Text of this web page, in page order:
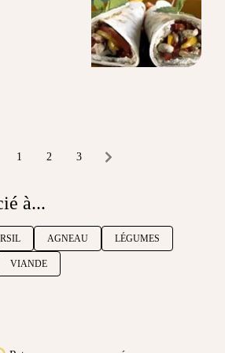
1 2 3
à...
AGNEAU LÉGUMES
VIANDE